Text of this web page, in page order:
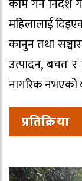
काम गर्न निर्देश
महिलालाई
कानुन तथा
उत्पादन, बचत र
नागरिक नभएको
प्रतिक्रिया